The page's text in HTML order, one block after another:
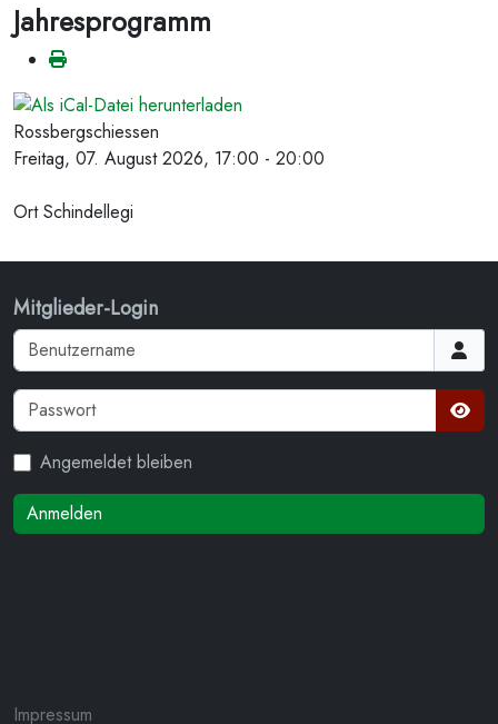
Jahresprogramm
Rossbergschiessen
Freitag, 07. August 2026, 17:00 - 20:00
OrtSchindellegi
Mitglieder-Login
Benutzername
Passwort
Angemeldet bleiben
Anmelden
Impressum